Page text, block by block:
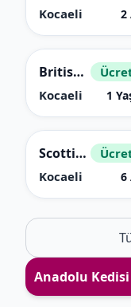
Kocaeli
2
British Shorthair
Kocaeli
1
Scottish Fold
Kocaeli
6
Anadolu